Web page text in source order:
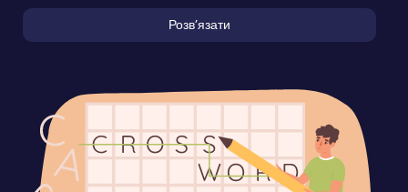
Розвʼязати